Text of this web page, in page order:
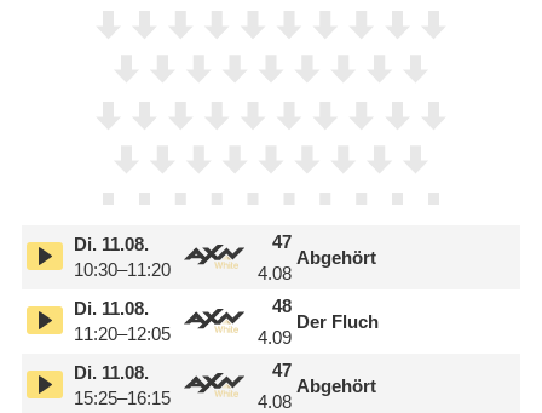
Di.11.08.
10:30–11:20
47
4.08
Abgehört
Di.11.08.
11:20–12:05
48
4.09
Der Fluch
Di.11.08.
15:25–16:15
47
4.08
Abgehört